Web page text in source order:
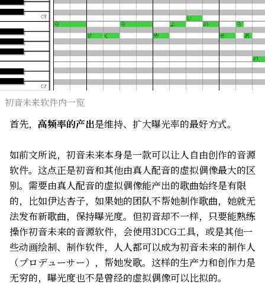
初音未来软件内一览
首先， 高频率的产出是维持、扩大曝光率的最好方式。
如前文所说，初音未来本身是一款可以让人自由创作的音源
软件。这点正是初音和其他由真人配音的虚拟偶像最大的区
别。需要由真人配音的虚拟偶像能产出的歌曲始终是有限
的，比如伊达杏子，如果她的团队不帮她制作歌曲，她就无
法发布新歌曲，保持曝光度。但初音却不一样，只要能熟练
操作初音未来的音源软件，会使用3DCG工具，或是其他一
些动画绘制、制作软件，人人都可以成为初音未来的制作人
（プロデューサー），帮她发歌。这样的生产力和创作力是
无穷的，曝光度也不是曾经的虚拟偶像可以比拟的。